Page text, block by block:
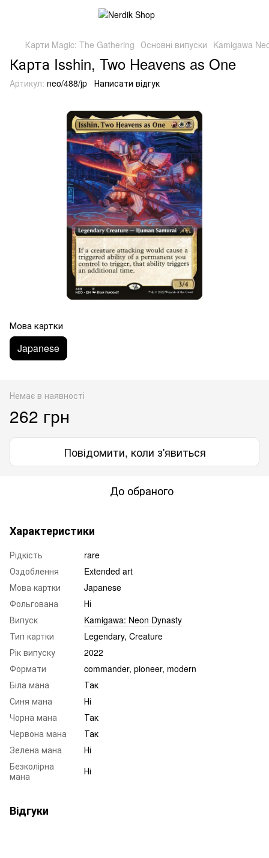
Карти Magic: The Gathering Основні випуски Kamigawa
Карта Isshin, Two Heavens as One
Артикул: neo/488/jp Написати відгук
Мова картки
Japanese
Немає в наявності
262 грн
Повідомити, коли з'явиться
До обраного
Характеристики
Рідкість
rare
Оздоблення
Extended art
Мова картки
Japanese
Фольгована
Ні
Випуск
Kamigawa: Neon Dynasty
Тип картки
Legendary, Creature
Рік випуску
2022
Формати
commander, pioneer, modern
Біла мана
Так
Синя мана
Ні
Чорна мана
Так
Червона мана
Так
Зелена мана
Ні
Безколірна
мана
Ні
Відгуки